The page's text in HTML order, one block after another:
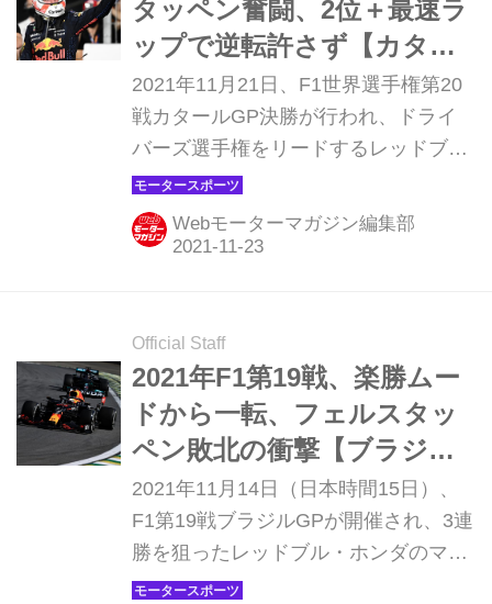
タッペン奮闘、2位＋最速ラ
ップで逆転許さず【カター
ルGP】
2021年11月21日、F1世界選手権第20
戦カタールGP決勝が行われ、ドライ
バーズ選手権をリードするレッドブ
ル・ホンダのマックス・フェルスタッ
ペンは、メルセデスのルイス・ハミル
トンに敗れた。それでもファステスト
を守った。
Webモーターマガジン編集部
Official Staff
2021年F1第19戦、楽勝ムー
ドから一転、フェルスタッ
ペン敗北の衝撃【ブラジル
GP】
2021年11月14日（日本時間15日）、
F1第19戦ブラジルGPが開催され、3連
勝を狙ったレッドブル・ホンダのマッ
クス・フェルスタッペンは2位に敗れ